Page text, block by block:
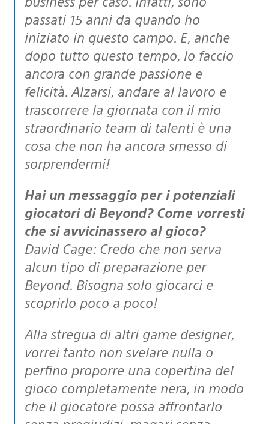
passati 15 anni da quando ho
iniziato in questo campo. E, anche
dopo tutto questo tempo, lo faccio
ancora con grande passione e
felicità. Alzarsi, andare al lavoro e
trascorrere la giornata con il mio
straordinario team di talenti è una
cosa che non ha ancora smesso di
sorprendermi!
Hai un messaggio per i potenziali
giocatori di Beyond? Come vorresti
che si avvicinassero al gioco?
David Cage: Credo che non serva
alcun tipo di preparazione per
Beyond. Bisogna solo giocarci e
scoprirlo poco a poco!
Alla stregua di altri game designer,
vorrei tanto non svelare nulla o
perfino proporre una copertina del
gioco completamente nera, in modo
che il giocatore possa affrontarlo